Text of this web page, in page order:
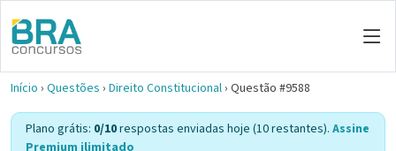
Início › Questões › Direito Constitucional› Questão #9588
Plano grátis: 0/10respostas enviadas hoje (10 restantes). Assine
Premium ilimitado